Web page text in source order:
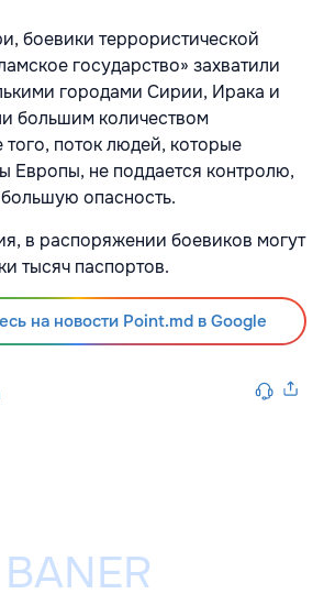
боевики террористической
государство» захватили
городами Сирии, Ирака и
большим количеством
поток людей, которые
Европы, не поддается контролю,
опасность.
в распоряжении боевиков могут
тысяч паспортов.
на новости Point.md в Google